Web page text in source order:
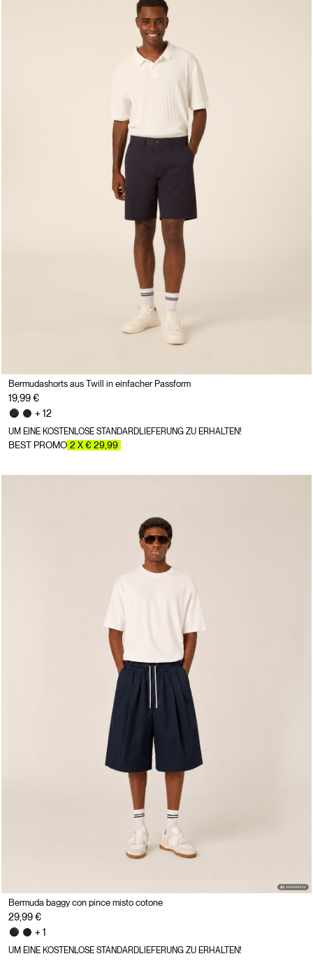
Bermudashorts aus Twill in einfacher Passform
19,99 €
+ 12
UM EINE KOSTENLOSE STANDARDLIEFERUNG ZU ERHALTEN!
BEST PROMO 2 X € 29,99
Bermuda baggy con pince misto cotone
29,99 €
+ 1
UM EINE KOSTENLOSE STANDARDLIEFERUNG ZU ERHALTEN!